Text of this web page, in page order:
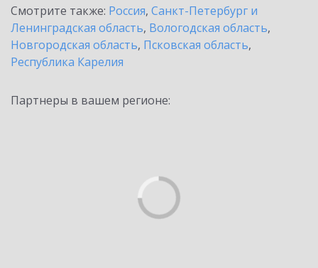
Смотрите также: Россия, Санкт-Петербург и
Ленинградская область, Вологодская область,
Новгородская область, Псковская область,
Республика Карелия
Партнеры в вашем регионе: